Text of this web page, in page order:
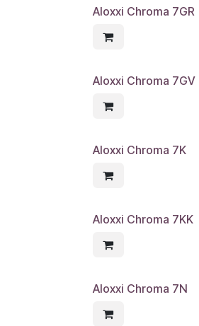
Aloxxi Chroma 7GR
Aloxxi Chroma 7GV
Aloxxi Chroma 7K
Aloxxi Chroma 7KK
Aloxxi Chroma 7N